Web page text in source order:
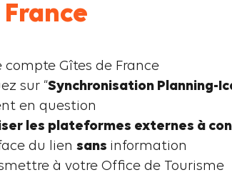
compte Gîtes de France
sur “Synchronisation Planning-
en question
les plateformes externes à
du lien sans information
à votre Office de Tourisme